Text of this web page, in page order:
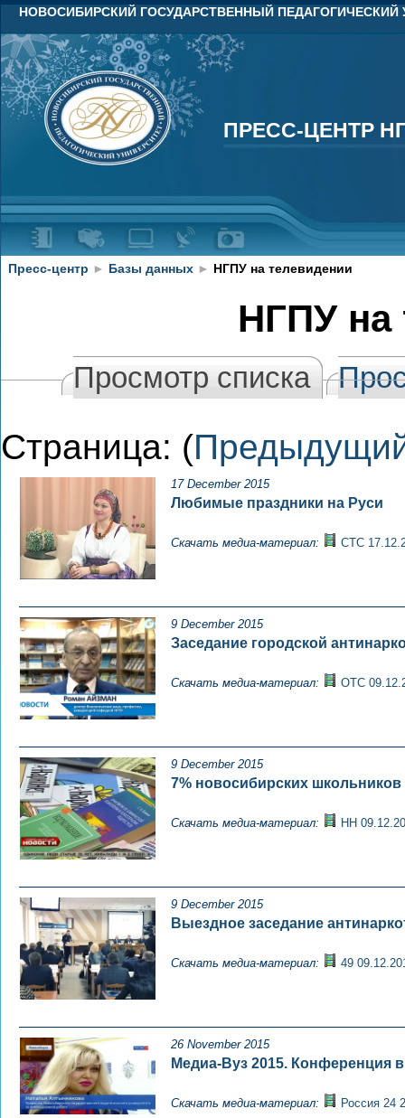
НОВОСИБИРСКИЙ ГОСУДАРСТВЕННЫЙ ПЕДАГОГИЧЕСКИЙ
ПРЕСС-ЦЕНТР
ПРЕСС-ЦЕНТР
Пресс-центр ► Базы данных ► НГПУ на телевидении
НГПУ на
Просмотр списка
Страница: (
17 December 2015
Любимые праздники на Руси
Скачать медиа-материал: СТС
9 December 2015
Заседание городской
Скачать медиа-материал: ОТС
9 December 2015
7% новосибирских
Скачать медиа-материал: НН
9 December 2015
Выездное заседание
Скачать медиа-материал: 49
26 November 2015
Медиа-Вуз 2015. Конференция
Скачать медиа-материал: Россия 24